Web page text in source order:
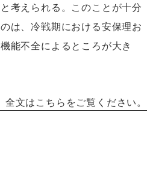
考えられる。このことが十分
は、冷戦期における安保理お
能不全によるところが大き
全文はこちらをご覧ください。